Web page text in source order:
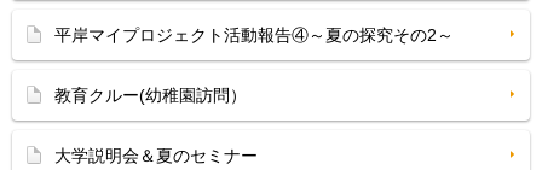
平岸マイプロジェクト活動報告④～夏の探究その2～
教育クルー(幼稚園訪問）
大学説明会＆夏のセミナー